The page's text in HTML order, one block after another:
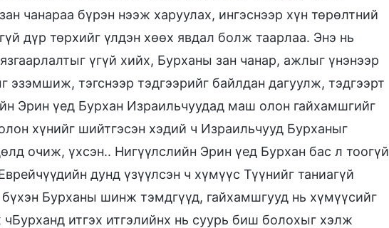
чанараа бүрэн нээж харуулах, ингэснээр хүн төрөлтний
дүр төрхийг үлдэн хөөх явдал болж таарлаа. Энэ нь
үгүй хийх, Бурханы зан чанар, ажлыг үнэнээр
эзэмшиж, тэгснээр тэдгээрийг байлдан дагуулж, тэдгээрт
Эрин үед Бурхан Израильчуудад маш олон гайхамшгийг
хүнийг шийтгэсэн хэдий ч Израильчууд Бурханыг
очиж, үхсэн.. Нигүүлслийн Эрин үед Бурхан бас л тоогүй
дунд үзүүлсэн ч хүмүүс Түүнийг таниагүй
Бурханы шинж тэмдгүүд, гайхамшгууд нь хүмүүсийг
итгэх итгэлийнх нь суурь биш болохыг хэлж